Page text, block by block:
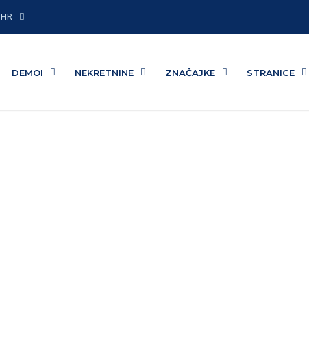
HR
DEMOI NEKRETNINE ZNAČAJKE STRANICE